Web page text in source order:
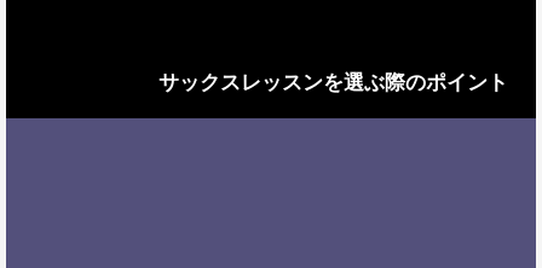
サックスレッスンを選ぶ際のポイント